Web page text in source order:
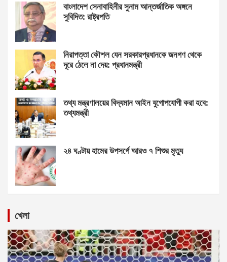
বাংলাদেশ সেনাবাহিনীর সুনাম আন্তর্জাতিক অঙ্গনে
সুবিদিত: রাষ্ট্রপতি
নিরাপত্তা কৌশল যেন সরকারপ্রধানকে জনগণ থেকে
দূরে ঠেলে না দেয়: প্রধানমন্ত্রী
তথ্য মন্ত্রণালয়ের বিদ্যমান আইন যুগোপযোগী করা হবে:
তথ্যমন্ত্রী
২৪ ঘণ্টায় হামের উপসর্গে আরও ৭ শিশুর মৃত্যু
খেলা